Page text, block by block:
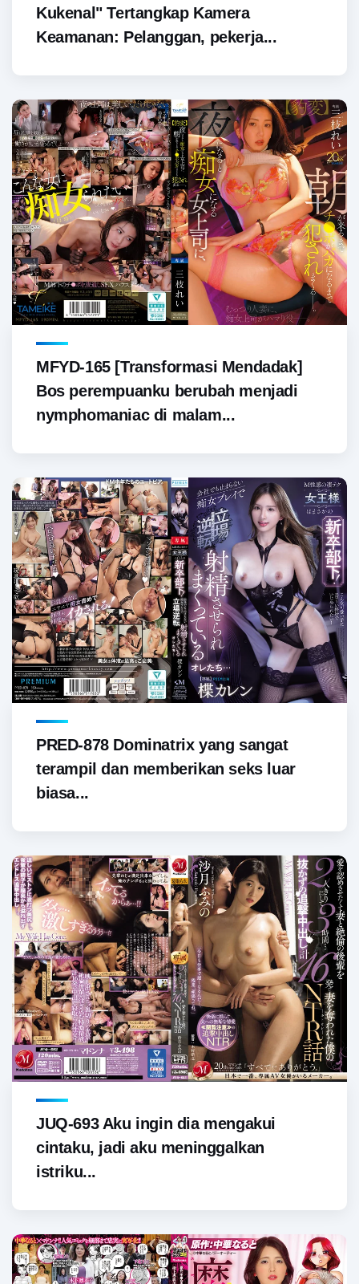
Kukenal" Tertangkap Kamera
Keamanan: Pelanggan, pekerja...
MFYD-165 [Transformasi Mendadak]
Bos perempuanku berubah menjadi
nymphomaniac di malam...
PRED-878 Dominatrix yang sangat
terampil dan memberikan seks luar
biasa...
JUQ-693 Aku ingin dia mengakui
cintaku, jadi aku meninggalkan
istriku...